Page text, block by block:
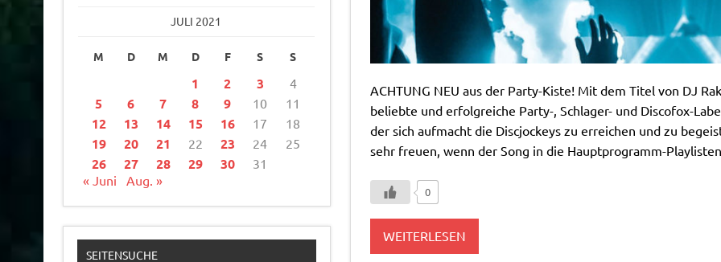
ACHTUNG NEU aus der Party-Kiste! Mit dem Titel von DJ
beliebte und erfolgreiche Party-, Schlager- und Discofox-
der sich aufmacht die Discjockeys zu erreichen und zu
sehr freuen, wenn der Song in die Hauptprogramm-
0
WEITERLESEN
JULI 2021
M D M D F S S
1 2 3 4
5 6 7 8 9 10 11
12 13 14 15 16 17 18
19 20 21 22 23 24 25
26 27 28 29 30
31
« Juni
Aug. »
SEITENSUCHE